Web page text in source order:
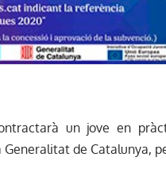
un jove en
de Catalunya,